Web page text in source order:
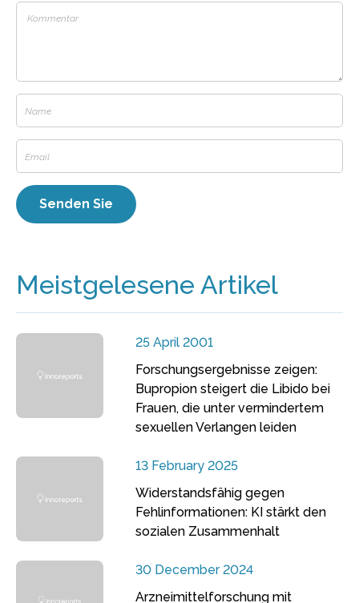
Meistgelesene Artikel
25 April 2001
Forschungsergebnisse zeigen:
Bupropion steigert die Libido bei
Frauen, die unter vermindertem
sexuellen Verlangen leiden
13 February 2025
Widerstandsfähig gegen
Fehlinformationen: KI stärkt den
sozialen Zusammenhalt
30 December 2024
Arzneimittelforschung mit